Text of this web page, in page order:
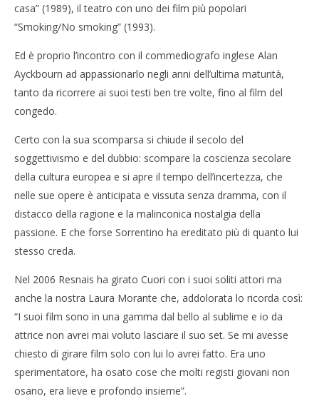
casa” (1989), il teatro con uno dei film più popolari
“Smoking/No smoking” (1993).
Ed è proprio l’incontro con il commediografo inglese Alan
Ayckbourn ad appassionarlo negli anni dell’ultima maturità,
tanto da ricorrere ai suoi testi ben tre volte, fino al film del
congedo.
Certo con la sua scomparsa si chiude il secolo del
soggettivismo e del dubbio: scompare la coscienza secolare
della cultura europea e si apre il tempo dell’incertezza, che
nelle sue opere è anticipata e vissuta senza dramma, con il
distacco della ragione e la malinconica nostalgia della
passione. E che forse Sorrentino ha ereditato più di quanto lui
stesso creda.
Nel 2006 Resnais ha girato Cuori con i suoi soliti attori ma
anche la nostra Laura Morante che, addolorata lo ricorda così:
“I suoi film sono in una gamma dal bello al sublime e io da
attrice non avrei mai voluto lasciare il suo set. Se mi avesse
chiesto di girare film solo con lui lo avrei fatto. Era uno
sperimentatore, ha osato cose che molti registi giovani non
osano, era lieve e profondo insieme”.